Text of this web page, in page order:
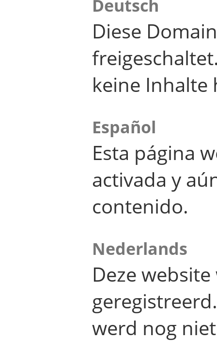
Deutsch
Diese
keine Inhalte
Español
Esta página
activada y
contenido.
Nederlands
Deze
werd nog